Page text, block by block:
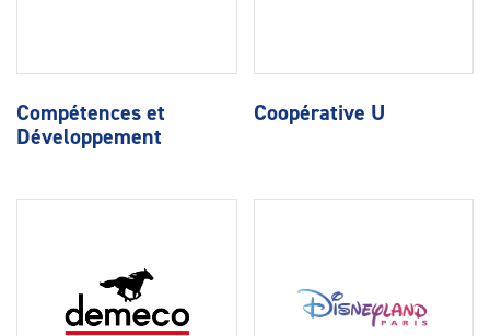
Compétences et
Développement
Coopérative U